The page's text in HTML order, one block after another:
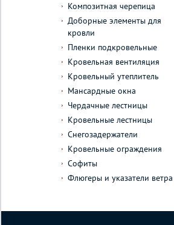
Композитная черепица
Доборные элементы для
кровли
Пленки подкровельные
Кровельная вентиляция
Кровельный утеплитель
Мансардные окна
Чердачные лестницы
Кровельные лестницы
Снегозадержатели
Кровельные ограждения
Софиты
Флюгеры и указатели ветра